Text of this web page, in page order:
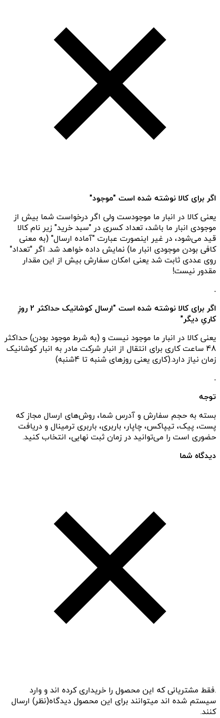
اگر برای کالا نوشته شده است "موجود"
یعنی کالا در انبار ما موجودست ولی اگر درخواست شما بیش از
موجودی انبار ما باشد، تعداد کسری در "سبد خرید" زیر نام کالا
قید می‌شود، در غیر اینصورت عبارت "آماده ارسال" (به معنی
کافی بودن موجودی انبار ما) نمایش داده خواهد شد. اگر "تعداد"
روی عددی ثابت شد یعنی امکان سفارش بیش از این مقدار
مقدور نیست!
.
اگر برای کالا نوشته شده است "ارسال کوشانیک حداکثر 2 روزِ
کاریِ دیگر"
یعنی کالا در انبار ما موجود نیست و (به شرط موجود بودن) حداکثر
48 ساعت کاری برای انتقال از انبار شرکت مادر به انبار کوشانیک
زمان نیاز دارد.(کاری یعنی روزهای شنبه تا 4شنبه)
.
توجه
بسته به حجم سفارش و آدرس شما، روش‌های ارسال مجاز که
پست، پیک، تیپاکس، چاپار، باربری، باربری ترمینال و دریافت
حضوری است را می‌توانید در زمان ثبت نهایی، انتخاب کنید.
دیدگاه شما
.فقط مشتریانی که این محصول را خریداری کرده اند و وارد
سیستم شده اند میتوانند برای این محصول دیدگاه(نظر) ارسال
کنند.